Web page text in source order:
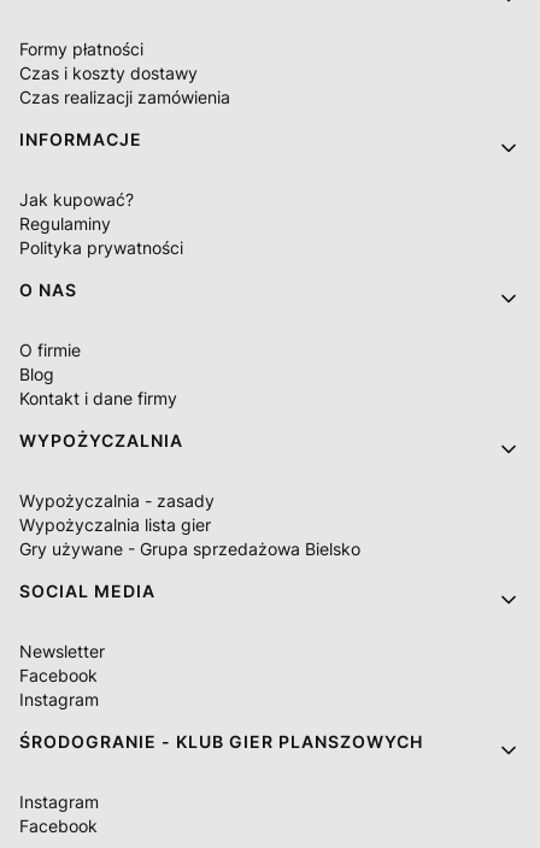
Formy płatności
Czas i koszty dostawy
Czas realizacji zamówienia
INFORMACJE
Jak kupować?
Regulaminy
Polityka prywatności
O NAS
O firmie
Blog
Kontakt i dane firmy
WYPOŻYCZALNIA
Wypożyczalnia - zasady
Wypożyczalnia lista gier
Gry używane - Grupa sprzedażowa Bielsko
SOCIAL MEDIA
Newsletter
Facebook
Instagram
ŚRODOGRANIE - KLUB GIER PLANSZOWYCH
Instagram
Facebook